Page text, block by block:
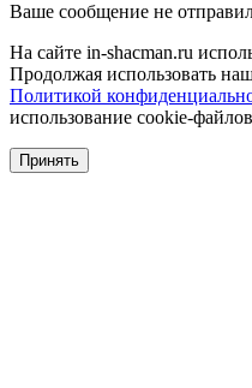
Ваше сообщение не
На сайте in-shacman.ru
Продолжая использовать
Политикой
использование cookie-
Принять